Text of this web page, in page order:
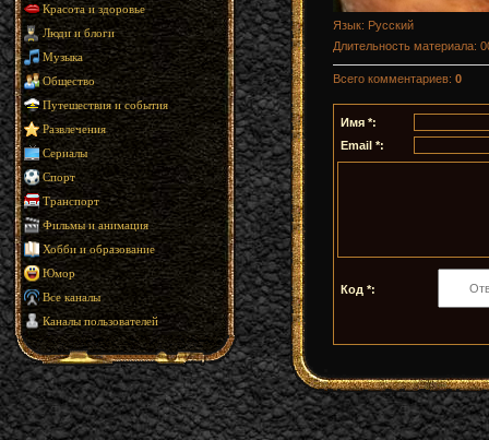
Красота и здоровье
Люди и блоги
Музыка
Общество
Путешествия и события
Развлечения
Сериалы
Спорт
Транспорт
Фильмы и анимация
Хобби и образование
Юмор
Все каналы
Каналы пользователей
Язык: Русский
Длительность материала:
Всего комментариев: 0
Имя *:
Email *:
Код *: